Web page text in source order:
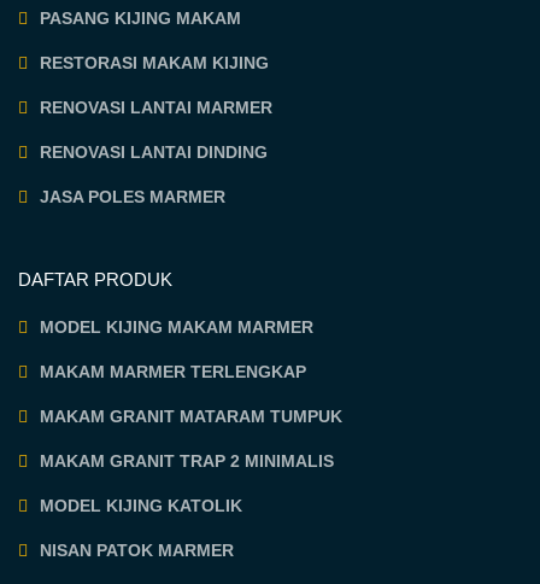
PASANG KIJING MAKAM
RESTORASI MAKAM KIJING
RENOVASI LANTAI MARMER
RENOVASI LANTAI DINDING
JASA POLES MARMER
DAFTAR PRODUK
MODEL KIJING MAKAM MARMER
MAKAM MARMER TERLENGKAP
MAKAM GRANIT MATARAM TUMPUK
MAKAM GRANIT TRAP 2 MINIMALIS
MODEL KIJING KATOLIK
NISAN PATOK MARMER